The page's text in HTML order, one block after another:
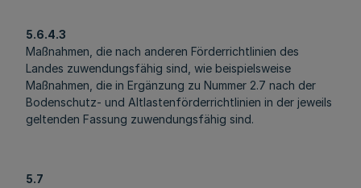
5.6.4.3
Maßnahmen, die nach anderen Förderrichtlinien des
Landes zuwendungsfähig sind, wie beispielsweise
Maßnahmen, die in Ergänzung zu Nummer 2.7 nach der
Bodenschutz- und Altlastenförderrichtlinien in der jeweils
geltenden Fassung zuwendungsfähig sind.
5.7